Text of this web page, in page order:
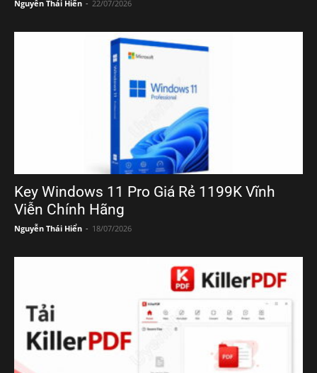
Nguyễn Thái Hiển - 22/07/2026
Key Windows 11 Pro Giá Rẻ 1199K Vĩnh
Viễn Chính Hãng
Nguyễn Thái Hiển - 18/07/2026